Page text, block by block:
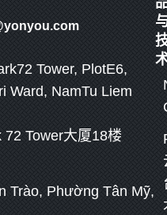
Tower, PlotE6,
Ward, NamTu Liem
Tower大厦18楼
Trào, Phường Tân Mỹ,